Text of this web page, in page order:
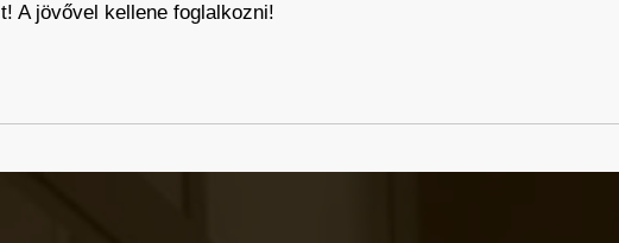
A jövővel kellene foglalkozni!